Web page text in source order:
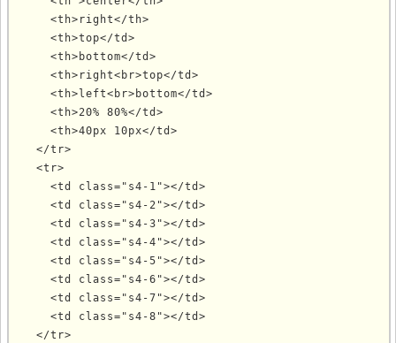
    <th>right</th>
    <th>top</td>
    <th>bottom</td>
    <th>right<br>top</td>
    <th>left<br>bottom</td>
    <th>20% 80%</td>
    <th>40px 10px</td>
  </tr>
  <tr>
    <td class="s4-1"></td>
    <td class="s4-2"></td>
    <td class="s4-3"></td>
    <td class="s4-4"></td>
    <td class="s4-5"></td>
    <td class="s4-6"></td>
    <td class="s4-7"></td>
    <td class="s4-8"></td>
  </tr>